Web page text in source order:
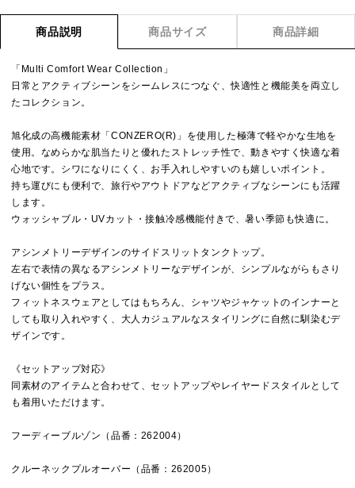
商品説明 商品サイズ 商品詳細
「Multi Comfort Wear Collection」
日常とアクティブシーンをシームレスにつなぐ、快適性と機能美を両立し
たコレクション。
旭化成の高機能素材「CONZERO(R)」を使用した極薄で軽やかな生地を
使用。なめらかな肌当たりと優れたストレッチ性で、動きやすく快適な着
心地です。シワになりにくく、お手入れしやすいのも嬉しいポイント。
持ち運びにも便利で、旅行やアウトドアなどアクティブなシーンにも活躍
します。
ウォッシャブル・UVカット・接触冷感機能付きで、暑い季節も快適に。
アシンメトリーデザインのサイドスリットタンクトップ。
左右で表情の異なるアシンメトリーなデザインが、シンプルながらもさり
げない個性をプラス。
フィットネスウェアとしてはもちろん、シャツやジャケットのインナーと
しても取り入れやすく、大人カジュアルなスタイリングに自然に馴染むデ
ザインです。
《セットアップ対応》
同素材のアイテムと合わせて、セットアップやレイヤードスタイルとして
も着用いただけます。
フーディーブルゾン（品番：262004）
クルーネックプルオーバー（品番：262005）